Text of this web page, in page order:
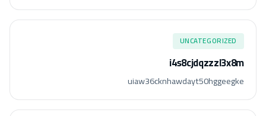
UNCATEGORIZED
i4s8cjdqzzzl3x8m
uiaw36cknhawdayt50hggeegke